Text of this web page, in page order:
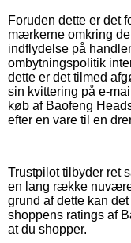
Foruden dette er det
mærkerne omkring
indflydelse på
ombytningspolitik
dette er det tilmed
sin kvittering på e-
køb af Baofeng
efter en vare til en
Trustpilot tilbyder ret
en lang række
grund af dette kan
shoppens ratings af
at du shopper.